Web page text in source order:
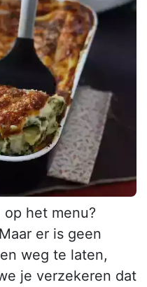
het menu?
er is geen
weg te laten,
je verzekeren dat